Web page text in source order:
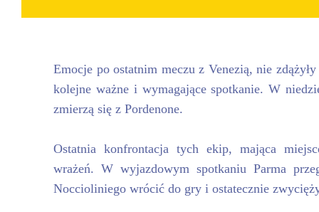
Emocje po ostatnim meczu z Venezią, nie
kolejne ważne i wymagające spotkanie. W
zmierzą się z Pordenone.
Ostatnia konfrontacja tych ekip, mająca
wrażeń. W wyjazdowym spotkaniu Parma
Noccioliniego wrócić do gry i ostatecznie